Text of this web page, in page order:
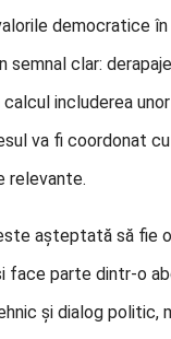
democratice
semnal clar:
includerea
va fi coordonat
relevante.
aşteptată să fie
face parte dintr-o
și dialog politic,